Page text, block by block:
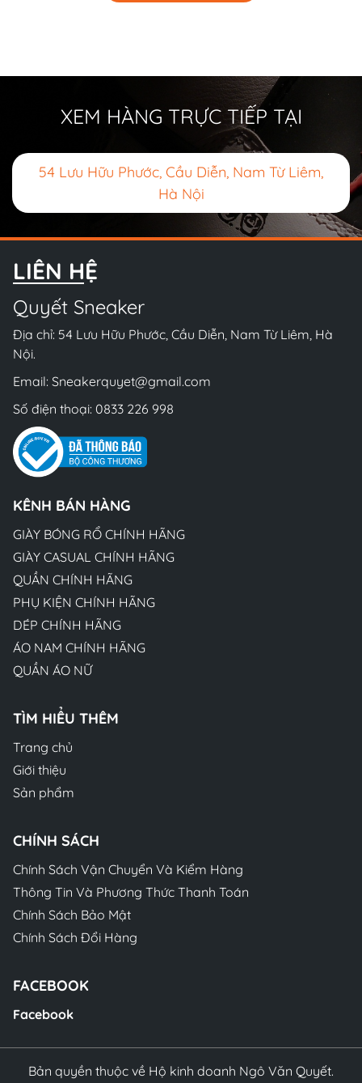
XEM HÀNG TRỰC TIẾP TẠI
54 Lưu Hữu Phước, Cầu Diễn, Nam Từ Liêm,
Hà Nội
LIÊN HỆ
Quyết Sneaker
Địa chỉ: 54 Lưu Hữu Phước, Cầu Diễn, Nam Từ Liêm, Hà
Nội.
Email: Sneakerquyet@gmail.com
Số điện thoại: 0833 226 998
KÊNH BÁN HÀNG
GIÀY BÓNG RỔ CHÍNH HÃNG
GIÀY CASUAL CHÍNH HÃNG
QUẦN CHÍNH HÃNG
PHỤ KIỆN CHÍNH HÃNG
DÉP CHÍNH HÃNG
ÁO NAM CHÍNH HÃNG
QUẦN ÁO NỮ
TÌM HIỂU THÊM
Trang chủ
Giới thiệu
Sản phẩm
CHÍNH SÁCH
Chính Sách Vận Chuyển Và Kiểm Hàng
Thông Tin Và Phương Thức Thanh Toán
Chính Sách Bảo Mật
Chính Sách Đổi Hàng
FACEBOOK
Facebook
Bản quyền thuộc về Hộ kinh doanh Ngô Văn Quyết.